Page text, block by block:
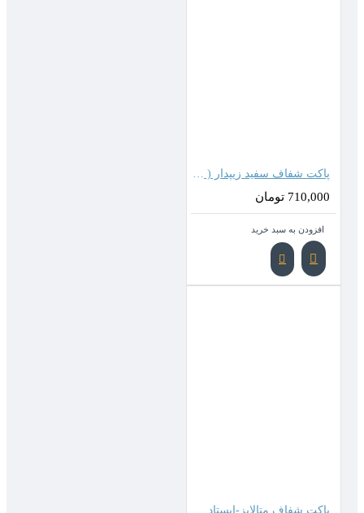
پاکت شفاف سفید زیپدار ( 35*25 سانتیمتر )
710,000 تومان
افزودن به سبد خرید
پاکت شفاف متالایز-ایستاده زیپدار ( 40*30 سانتیمتر )